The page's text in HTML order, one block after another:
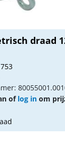
draad
of log in om